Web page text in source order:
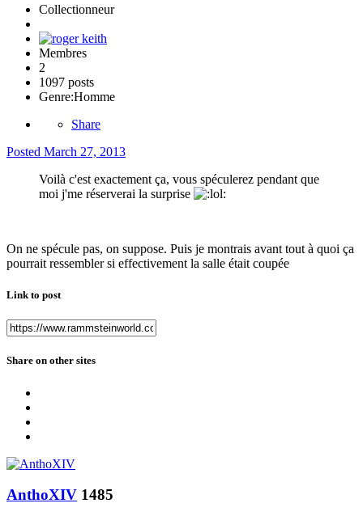
Collectionneur
Membres
2
1097 posts
Genre:Homme
Share
Posted March 27, 2013
Voilà c'est exactement ça, vous spéculerez pendant que
moi j'me réserverai la surprise
On ne spécule pas, on suppose. Puis je montrais avant tout à quoi ça
pourrait ressembler si effectivement la salle était coupée
Link to post
Share on other sites
AnthoXIV 1485